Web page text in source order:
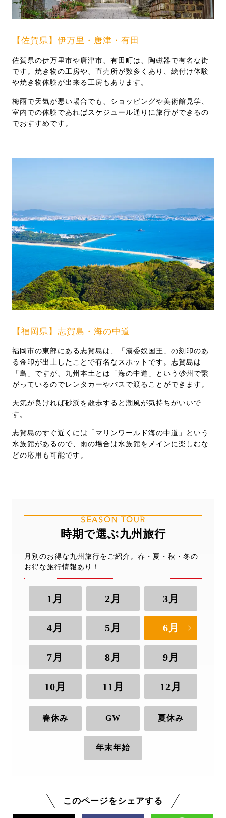
【佐賀県】伊万里・唐津・有田
佐賀県の伊万里市や唐津市、有田町は、陶磁器で有名な街
です。焼き物の工房や、直売所が数多くあり、絵付け体験
や焼き物体験が出来る工房もあります。
梅雨で天気が悪い場合でも、ショッピングや美術館見学、
室内での体験であればスケジュール通りに旅行ができるの
でおすすめです。
【福岡県】志賀島・海の中道
福岡市の東部にある志賀島は、「漢委奴国王」の刻印のあ
る金印が出土したことで有名なスポットです。志賀島は
「島」ですが、九州本土とは「海の中道」という砂州で繋
がっているのでレンタカーやバスで渡ることができます。
天気が良ければ砂浜を散歩すると潮風が気持ちがいいで
す。
志賀島のすぐ近くには「マリンワールド海の中道」という
水族館があるので、雨の場合は水族館をメインに楽しむな
どの応用も可能です。
SEASON TOUR
時期で選ぶ九州旅行
月別のお得な九州旅行をご紹介。春・夏・秋・冬の
お得な旅行情報あり！
1月 2月 3月
4月 5月 6月
7月 8月 9月
10月 11月 12月
春休み GW 夏休み
年末年始
このページをシェアする